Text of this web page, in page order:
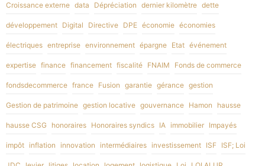
Croissance externe data Dépréciation dernier kilomètre dette
développement Digital Directive DPE économie économies
électriques entreprise environnement épargne Etat événement
expertise finance financement fiscalité FNAIM Fonds de commerce
fondsdecommerce france Fusion garantie gérance gestion
Gestion de patrimoine gestion locative gouvernance Hamon hausse
hausse CSG honoraires Honoraires syndics IA immobilier Impayés
impôt inflation innovation intermédiaires investissement ISF ISF; Loi